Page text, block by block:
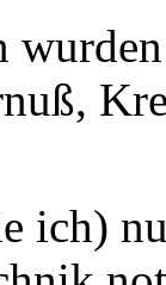
ich)